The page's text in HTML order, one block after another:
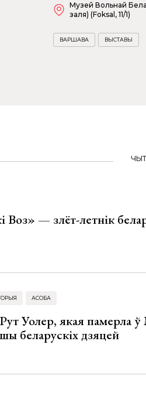
Музей Вольнай
заля) (Foksal, 11/1)
ВАРШАВА ВЫСТАВЫ
Воз» — злёт-летнік
АСОБА
Уолер, якая памерла
беларускіх дзяцей